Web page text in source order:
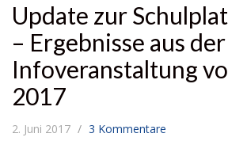
Update zur
– Ergebnisse aus der
Infoveranstaltung
2017
2. Juni 2017 3 Kommentare